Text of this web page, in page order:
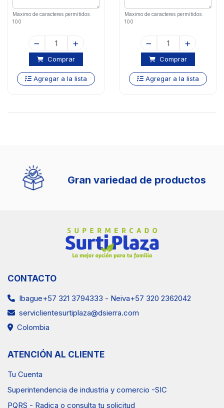
Maximo de caracteres permitidos:
100
Comprar
Agregar a la lista
Maximo de caracteres permitidos:
100
Comprar
Agregar a la lista
Gran variedad de productos
CONTACTO
Ibague+57 321 3794333 - Neiva+57 320 2362042
serviclientesurtiplaza@dsierra.com
Colombia
ATENCIÓN AL CLIENTE
Tu Cuenta
Superintendencia de industria y comercio -SIC
PQRS - Radica o consulta tu solicitud